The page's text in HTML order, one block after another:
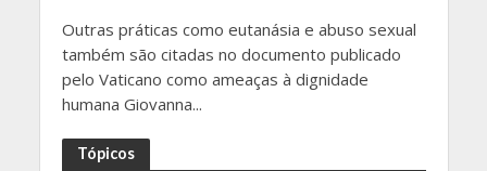
Outras práticas como eutanásia e abuso sexual
também são citadas no documento publicado
pelo Vaticano como ameaças à dignidade
humana Giovanna...
Tópicos